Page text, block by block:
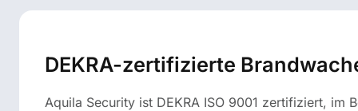
DEKRA-zertifizierte
Aquila Security ist DEKRA ISO 9001 zertifiziert, im